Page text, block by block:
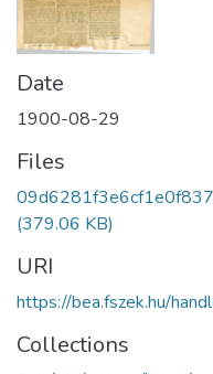
Date
1900-08-29
Files
(379.06 KB)
URI
https://bea.fszek.hu/
Collections